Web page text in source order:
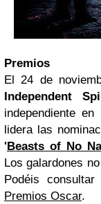
Premios
El 24 de
Independent
independiente en
lidera las
'Beasts of No
Los galardones
Podéis
Premios Oscar.